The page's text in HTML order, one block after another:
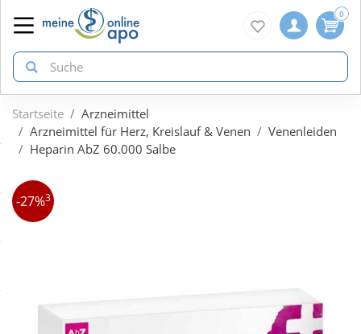
zurück
Aktuelle Coupons
Neuheiten
zurück
Arzneimittel
Diabetes
zurück
1A Pharma
Eucerin
0
Startseite
Arzneimittel
Arzneimittel für Herz, Kreislauf & Venen
Venenleiden
Heparin AbZ 60.000 Salbe
-27%3